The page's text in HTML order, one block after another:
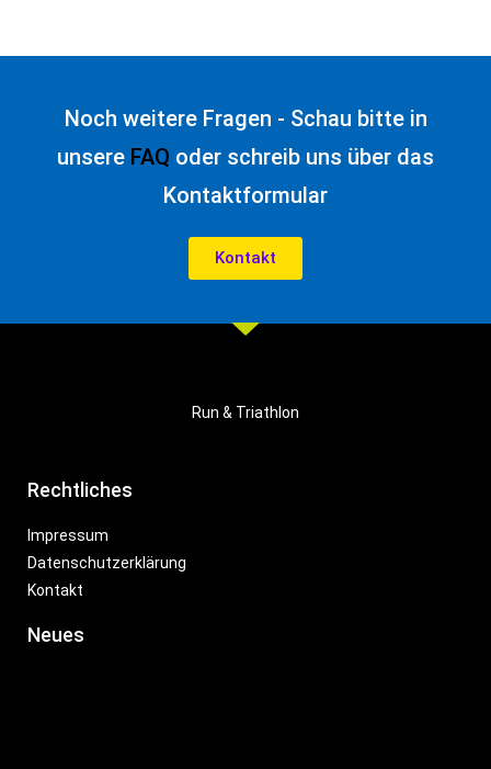
Noch weitere Fragen - Schau bitte in
unsere FAQ oder schreib uns über das
Kontaktformular
Kontakt
Run & Triathlon
Rechtliches
Impressum
Datenschutzerklärung
Kontakt
Neues